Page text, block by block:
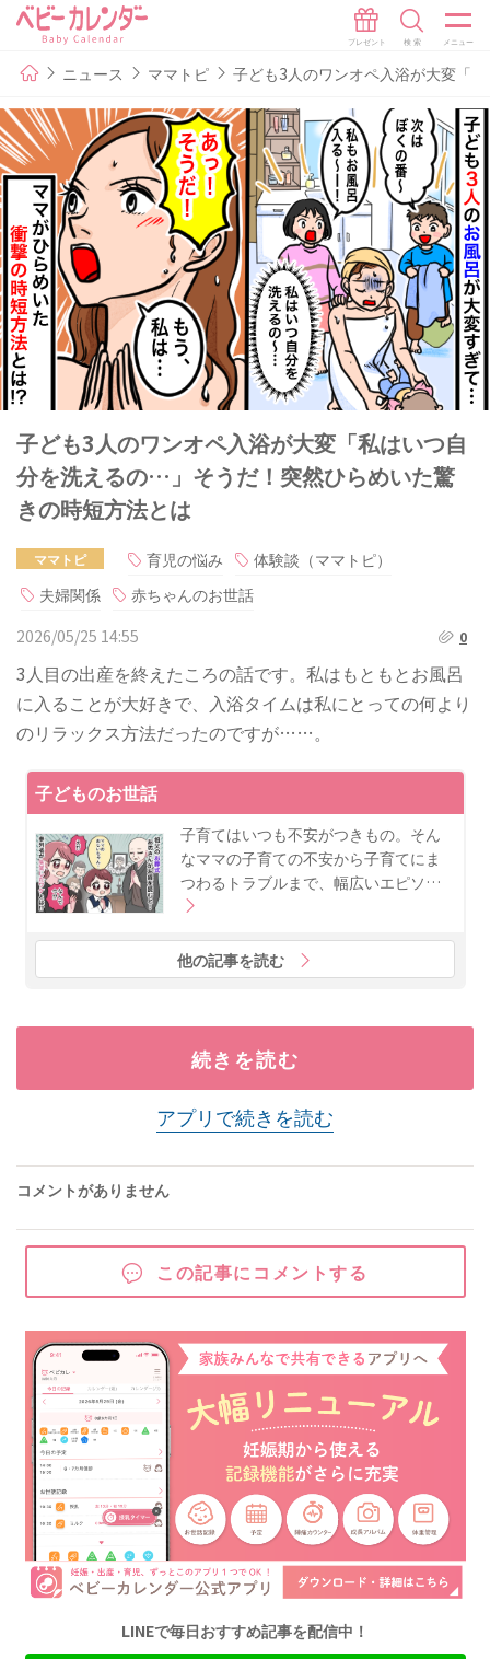
ニュース ママトピ 子ども3人のワンオペ入浴が大変「
子ども3人のワンオペ入浴が大変「私はいつ自
分を洗えるの…」そうだ！突然ひらめいた驚
きの時短方法とは
ママトピ 育児の悩み
体験談（ママトピ）
夫婦関係
赤ちゃんのお世話
2026/05/25 14:55
0
3人目の出産を終えたころの話です。私はもともとお風呂
に入ることが大好きで、入浴タイムは私にとっての何より
のリラックス方法だったのですが……。
子どものお世話
子育てはいつも不安がつきもの。そん
なママの子育ての不安から子育てにま
つわるトラブルまで、幅広いエピソ…
他の記事を読む
続きを読む
アプリで続きを読む
コメントがありません
この記事にコメントする
LINEで毎日おすすめ記事を配信中！